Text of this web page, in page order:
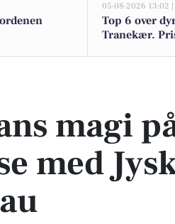
05-08-2026 13:02 |
Top 6 over
Tranekær.
med Jysk Rejsebureau
magi
med